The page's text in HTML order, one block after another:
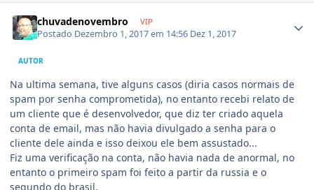
chuvadenovembro VIP
Postado Dezembro 1, 2017 em 14:56 Dez 1, 2017
AUTOR
Na ultima semana, tive alguns casos (diria casos normais de
spam por senha comprometida), no entanto recebi relato de
um cliente que é desenvolvedor, que diz ter criado aquela
conta de email, mas não havia divulgado a senha para o
cliente dele ainda e isso deixou ele bem assustado...
Fiz uma verificação na conta, não havia nada de anormal, no
entanto o primeiro spam foi feito a partir da russia e o
segundo do brasil.